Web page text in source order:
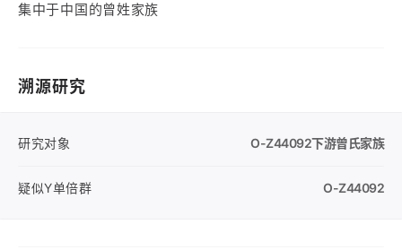
集中于中国的曾姓家族
溯源研究
研究对象 O-Z44092下游曾氏家族
疑似Y单倍群 O-Z44092